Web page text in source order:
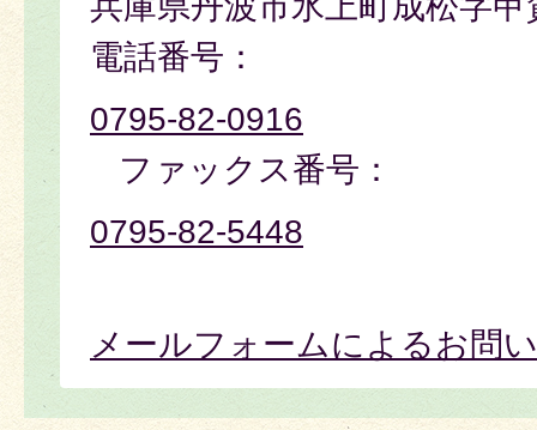
電話番号：
0795-82-0916
ファックス番号：
0795-82-5448
メールフォームによるお問